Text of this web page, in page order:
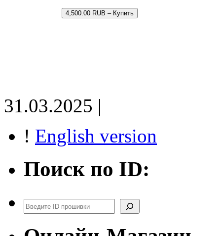
4,500.00 RUB – Купить
31.03.2025 |
! English version
Поиск по ID:
Поиск